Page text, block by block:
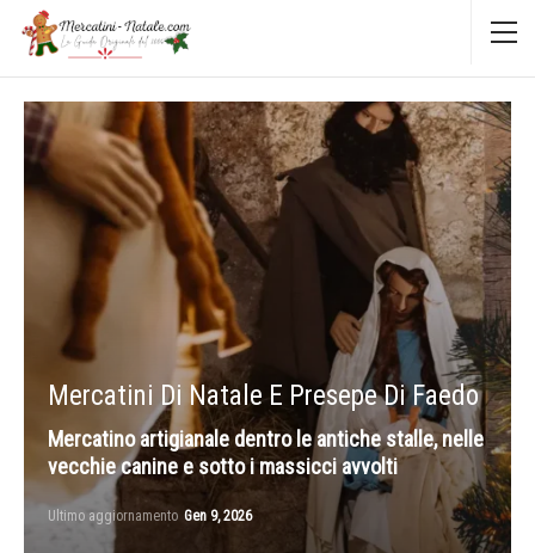
Mercatini Di Natale E Presepe Di Faedo
Mercatino artigianale dentro le antiche stalle, nelle
vecchie canine e sotto i massicci avvolti
Ultimo aggiornamento Gen 9, 2026